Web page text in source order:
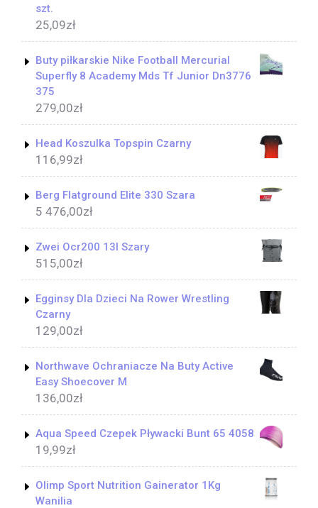
szt.
25,09zł
Buty piłkarskie Nike Football Mercurial
Superfly 8 Academy Mds Tf Junior Dn3776
375
279,00zł
Head Koszulka Topspin Czarny
116,99zł
Berg Flatground Elite 330 Szara
5 476,00zł
Zwei Ocr200 13l Szary
515,00zł
Egginsy Dla Dzieci Na Rower Wrestling
Czarny
129,00zł
Northwave Ochraniacze Na Buty Active
Easy Shoecover M
136,00zł
Aqua Speed Czepek Pływacki Bunt 65 4058
19,99zł
Olimp Sport Nutrition Gainerator 1Kg
Wanilia